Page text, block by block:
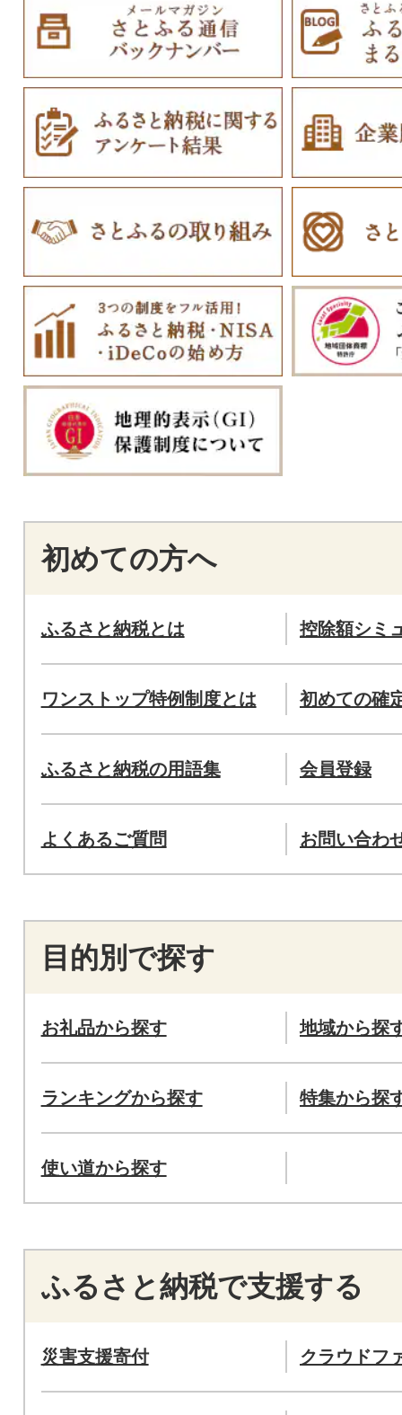
初めての方へ
ふるさと納税とは 控除額シミ
ワンストップ特例制度とは 初めての確
ふるさと納税の用語集 会員登録
よくあるご質問 お問い合わ
目的別で探す
お礼品から探す 地域から探
ランキングから探す 特集から探
使い道から探す
ふるさと納税で支援する
災害支援寄付 クラウドフ